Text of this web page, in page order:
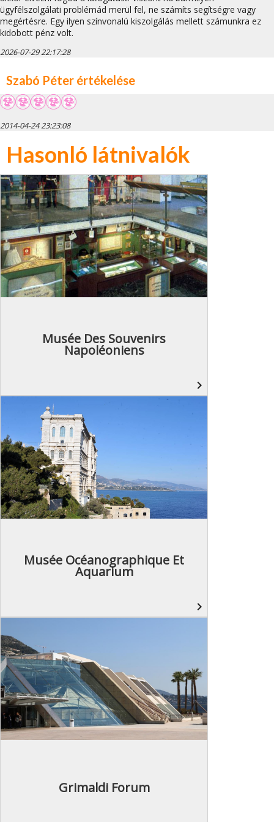
ügyfélszolgálati problémád merül fel, ne számíts segítségre vagy
megértésre. Egy ilyen színvonalú kiszolgálás mellett számunkra ez
kidobott pénz volt.
2026-07-29 22:17:28
Szabó Péter értékelése
2014-04-24 23:23:08
Hasonló látnivalók
Musée Des Souvenirs
Napoléoniens
navigate_next
Musée Océanographique Et
Aquarium
navigate_next
Grimaldi Forum